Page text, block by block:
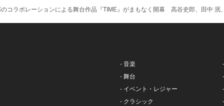
コラボレーションによる舞台作品『TIME』がまもなく開幕 高谷史郎、田中 泯
- 音楽
- 舞台
- イベント・レジャー
- クラシック